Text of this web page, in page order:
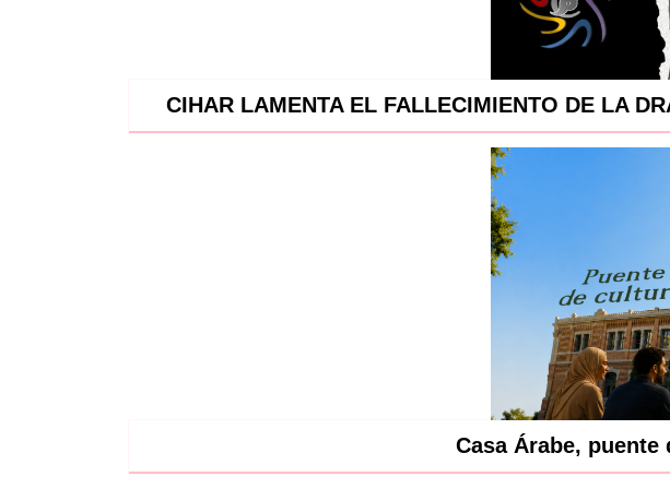
CIHAR LAMENTA EL FALLECIMIENTO DE LA
Casa Árabe,